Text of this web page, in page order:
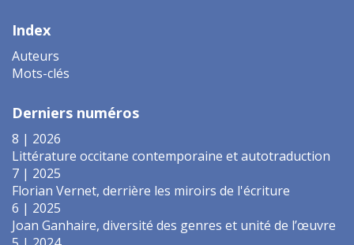
Index
Auteurs
Mots-clés
Derniers numéros
8 | 2026
Littérature occitane contemporaine et autotraduction
7 | 2025
Florian Vernet, derrière les miroirs de l'écriture
6 | 2025
Joan Ganhaire, diversité des genres et unité de l’œuvre